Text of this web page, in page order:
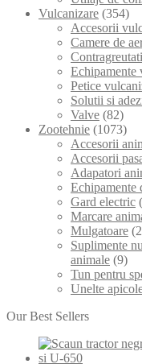
Vulcanizare (354)
Accesorii
Camere de
Echipamente
Petice
Solutii si
Valve (82)
Zootehnie (1073)
Accesorii
Accesorii
Adapatori
Echipamente
Gard electric
Marcare
Mulgatoare
Suplimente
animale (9)
Tun pentru
Unelte
Our Best Sellers